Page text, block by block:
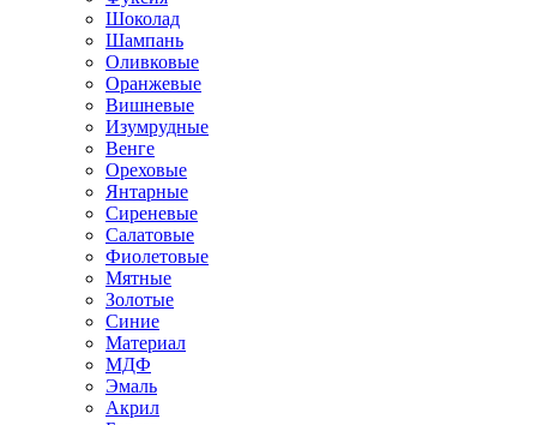
Шоколад
Шампань
Оливковые
Оранжевые
Вишневые
Изумрудные
Венге
Ореховые
Янтарные
Сиреневые
Салатовые
Фиолетовые
Мятные
Золотые
Синие
Материал
МДФ
Эмаль
Акрил